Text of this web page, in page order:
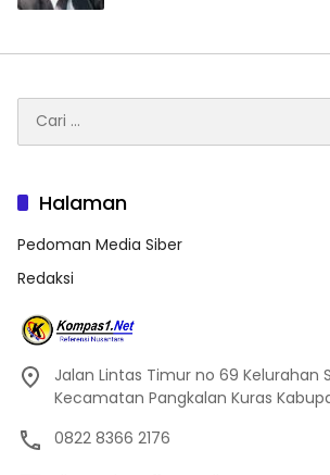
untuk:
Halaman
Pedoman Media Siber
Redaksi
Jalan Lintas Timur no 69 Kelurahan
Kecamatan Pangkalan Kuras
0822 8366 2176